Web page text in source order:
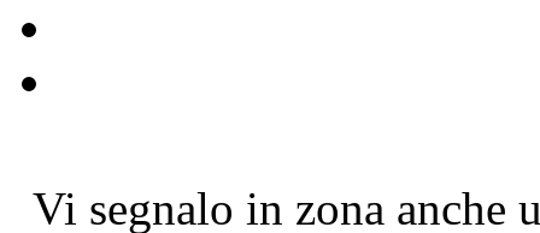
Vi segnalo in zona anche